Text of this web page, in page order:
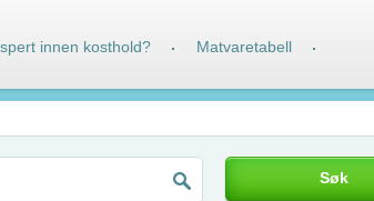
Søk
innen kosthold? · Matvaretabell ·